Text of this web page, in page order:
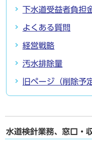
下水道受益者負担
よくある質問
経営戦略
汚水排除量
旧ページ（削除予
水道検針業務、窓口・